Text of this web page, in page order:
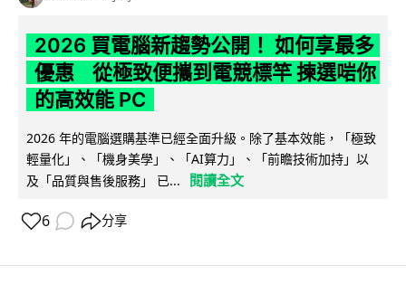
2026 買電腦新趨勢公開！ 如何享最多
優惠 從極致便攜到電競標竿 揀選啱你
的高效能 PC
2026 年的電腦選購基準已經全面升級。除了基本效能，「極致
輕量化」、「機身美學」、「AI算力」、「前瞻技術加持」以
及「品質與售後服務」 已...
閱讀全文
6 分享